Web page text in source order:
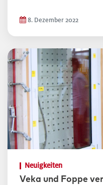
8. Dezember 2022
Neuigkeiten
Veka und Foppe